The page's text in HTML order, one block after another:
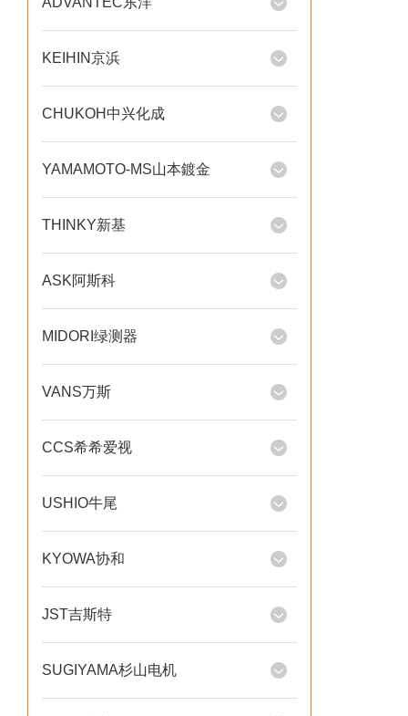
KEIHIN京浜
CHUKOH中兴化成
YAMAMOTO-MS山本鍍金
THINKY新基
ASK阿斯科
MIDORI绿测器
VANS万斯
CCS希希爱视
USHIO牛尾
KYOWA协和
JST吉斯特
SUGIYAMA杉山电机